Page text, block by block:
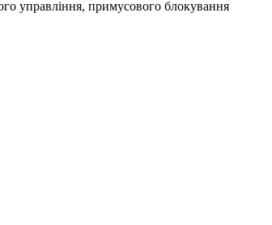
управління, примусового блокування